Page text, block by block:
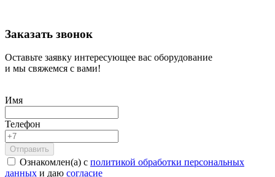
Заказать звонок
Оставьте заявку интересующее вас оборудование
и мы свяжемся с вами!
Имя
Телефон
Ознакомлен(а) с политикой обработки персональных
данных и даю согласие